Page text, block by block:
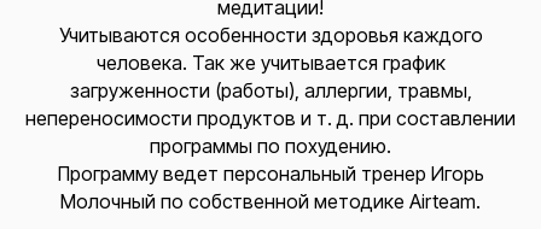
медитации!
Учитываются особенности здоровья каждого
человека. Так же учитывается график
загруженности (работы), аллергии, травмы,
непереносимости продуктов и т. д. при составлении
программы по похудению.
Программу ведет персональный тренер Игорь
Молочный по собственной методике Airteam.